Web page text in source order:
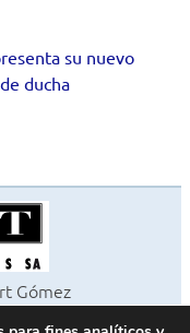
su nuevo
ducha
Gómez